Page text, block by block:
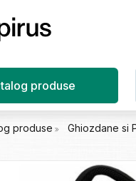
produse
produse Ghiozdane si